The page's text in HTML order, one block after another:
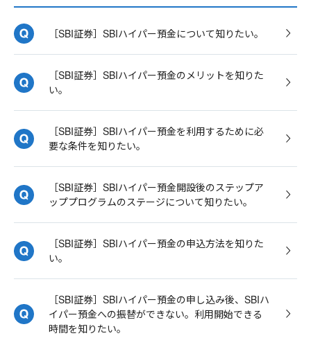
［SBI証券］SBIハイパー預金について知りたい。
［SBI証券］SBIハイパー預金のメリットを知りた
い。
［SBI証券］SBIハイパー預金を利用するために必
要な条件を知りたい。
［SBI証券］SBIハイパー預金開設後のステップア
ッププログラムのステージについて知りたい。
［SBI証券］SBIハイパー預金の申込方法を知りた
い。
［SBI証券］SBIハイパー預金の申し込み後、SBIハ
イパー預金への振替ができない。利用開始できる
時間を知りたい。